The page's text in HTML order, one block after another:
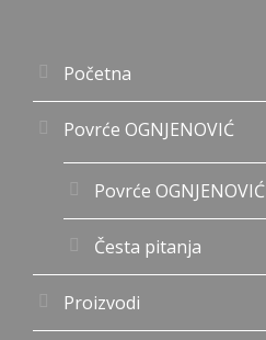
Početna
Povrće OGNJENOVIĆ
Povrće OGNJENOVIĆ
Česta pitanja
Proizvodi